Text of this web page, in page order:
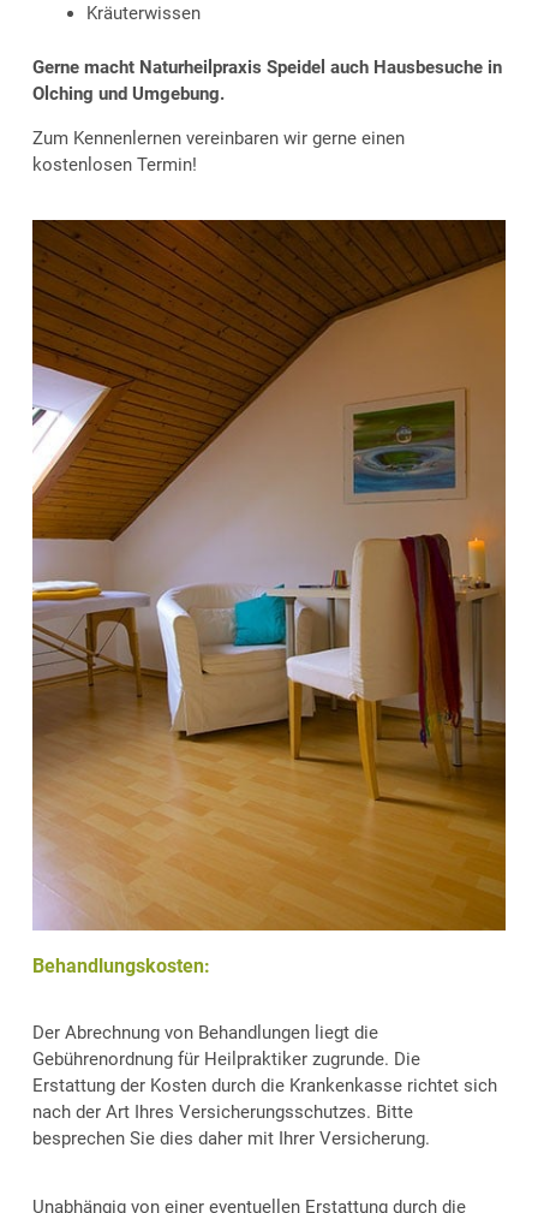
Kräuterwissen
Gerne macht Naturheilpraxis Speidel auch Hausbesuche in
Olching und Umgebung.
Zum Kennenlernen vereinbaren wir gerne einen
kostenlosen Termin!
Behandlungskosten:
Der Abrechnung von Behandlungen liegt die
Gebührenordnung für Heilpraktiker zugrunde. Die
Erstattung der Kosten durch die Krankenkasse richtet sich
nach der Art Ihres Versicherungsschutzes. Bitte
besprechen Sie dies daher mit Ihrer Versicherung.
Unabhängig von einer eventuellen Erstattung durch die